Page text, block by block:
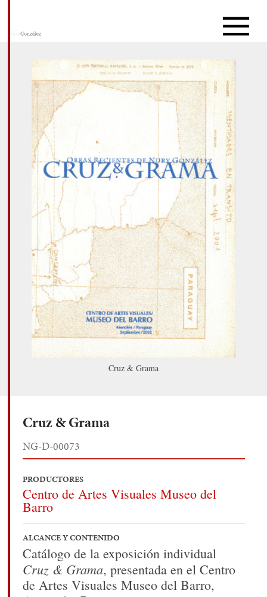
Cruz & Grama
Cruz & Grama
NG-D-00073
PRODUCTORES
Centro de Artes Visuales Museo del
Barro
ALCANCE Y CONTENIDO
Catálogo de la exposición individual
Cruz & Grama, presentada en el Centro
de Artes Visuales Museo del Barro,